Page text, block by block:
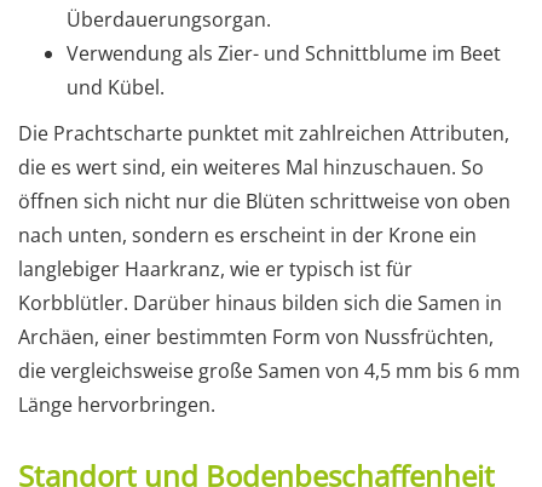
Überdauerungsorgan.
Verwendung als Zier- und Schnittblume im Beet
und Kübel.
Die Prachtscharte punktet mit zahlreichen Attributen,
die es wert sind, ein weiteres Mal hinzuschauen. So
öffnen sich nicht nur die Blüten schrittweise von oben
nach unten, sondern es erscheint in der Krone ein
langlebiger Haarkranz, wie er typisch ist für
Korbblütler. Darüber hinaus bilden sich die Samen in
Archäen, einer bestimmten Form von Nussfrüchten,
die vergleichsweise große Samen von 4,5 mm bis 6 mm
Länge hervorbringen.
Standort und Bodenbeschaffenheit